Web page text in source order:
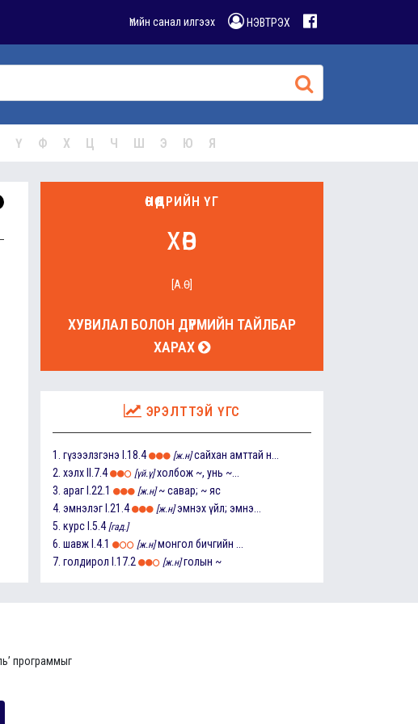
Үгийн санал илгээх НЭВТРЭХ
Ү Ф Х Ц Ч Ш Э Ю Я
ӨНӨӨДРИЙН ҮГ
хөв
[А.Ө]
ХУВИЛАЛ БОЛОН ДҮРМИЙН ТАЙЛБАР
ХАРАХ
ЭРЭЛТТЭЙ ҮГС
1. гүзээлзгэнэ I.18.4 [ж.н] сайхан амттай н...
2. хэлх II.7.4 [үй.ү] холбож ~, унь ~...
3. араг I.22.1 [ж.н] ~ савар; ~ яс
4. эмнэлэг I.21.4 [ж.н] эмнэх үйл; эмнэ...
5. курс I.5.4 [гад.]
6. шавж I.4.1 [ж.н] монгол бичгийн ...
7. голдирол I.17.2 [ж.н] голын ~
программыг